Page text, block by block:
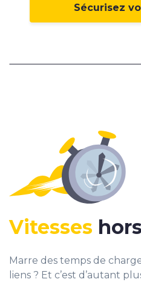
Sécurisez
Marre des temps de
liens ? Et c’est d’autant
Vitesses